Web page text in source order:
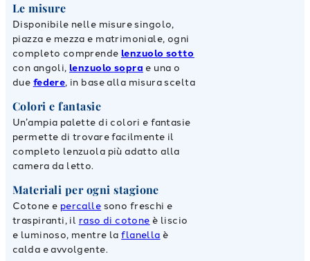
Le misure
Disponibile nelle misure singolo,
piazza e mezza e matrimoniale, ogni
completo comprende lenzuolo sotto
con angoli, lenzuolo sopra e una o
due federe, in base alla misura scelta
Colori e fantasie
Un’ampia palette di colori e fantasie
permette di trovare facilmente il
completo lenzuola più adatto alla
camera da letto.
Materiali per ogni stagione
Cotone e percalle sono freschi e
traspiranti, il raso di cotone è liscio
e luminoso, mentre laflanella è
calda e avvolgente.